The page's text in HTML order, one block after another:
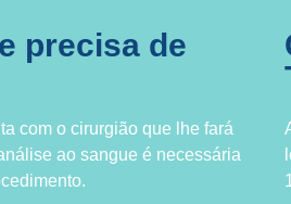
precisa de
com o cirurgião que lhe fará
ao sangue é necessária